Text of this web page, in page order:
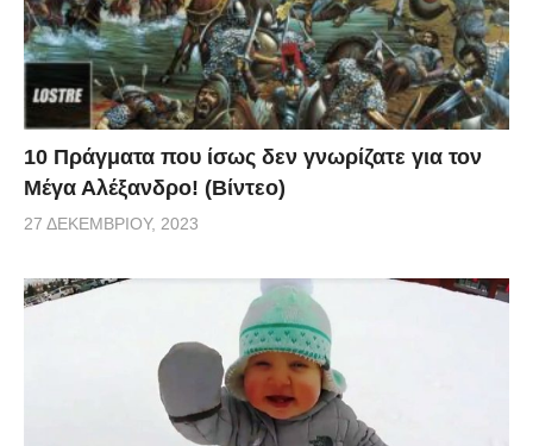
10 Πράγματα που ίσως δεν γνωρίζατε για τον
Μέγα Αλέξανδρο! (Βίντεο)
27 ΔΕΚΕΜΒΡΊΟΥ, 2023